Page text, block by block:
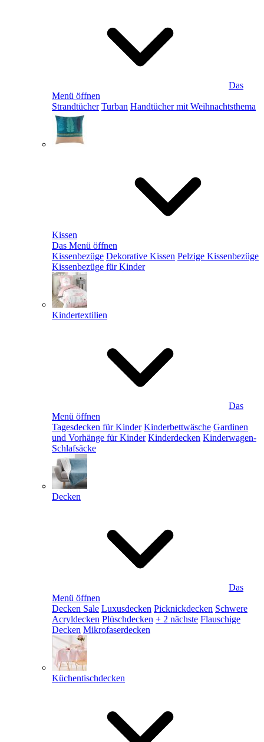
Das
Menü öffnen
Strandtücher Turban Handtücher mit Weihnachtsthema
Kissen
Das Menü öffnen
Kissenbezüge Dekorative Kissen Pelzige Kissenbezüge
Kissenbezüge für Kinder
Kindertextilien
Das
Menü öffnen
Tagesdecken für Kinder Kinderbettwäsche Gardinen
und Vorhänge für Kinder Kinderdecken Kinderwagen-
Schlafsäcke
Decken
Das
Menü öffnen
Decken Sale Luxusdecken Picknickdecken Schwere
Acryldecken Plüschdecken + 2 nächste Flauschige
Decken Mikrofaserdecken
Küchentischdecken